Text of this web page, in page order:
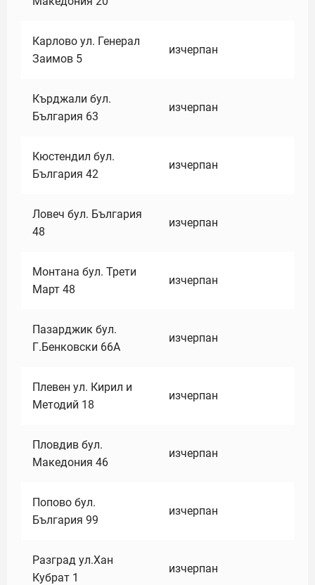
Карлово ул. Генерал
Заимов 5
изчерпан
Кърджали бул.
България 63
изчерпан
Кюстендил бул.
България 42
изчерпан
Ловеч бул. България
48
изчерпан
Монтана бул. Трети
Март 48
изчерпан
Пазарджик бул.
Г.Бенковски 66А
изчерпан
Плевен ул. Кирил и
Методий 18
изчерпан
Пловдив бул.
Македония 46
изчерпан
Попово бул.
България 99
изчерпан
Разград ул.Хан
Кубрат 1
изчерпан